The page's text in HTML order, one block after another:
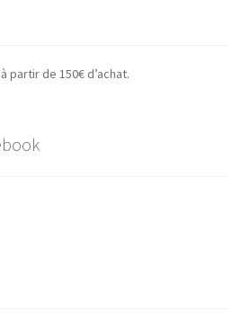
partir de 150€ d’achat.